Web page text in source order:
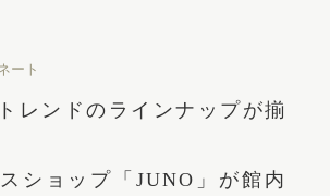
ート
レンドのラインナップが揃
ショップ「JUNO」が館内